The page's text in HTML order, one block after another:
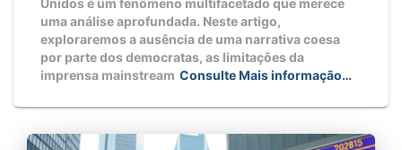
uma análise aprofundada. Neste artigo,
exploraremos a ausência de uma narrativa coesa
por parte dos democratas, as limitações da
imprensa mainstream Consulte Mais informação…